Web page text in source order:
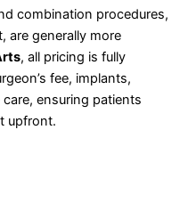
combination procedures,
are generally more
, all pricing is fully
fee, implants,
ensuring patients
upfront.